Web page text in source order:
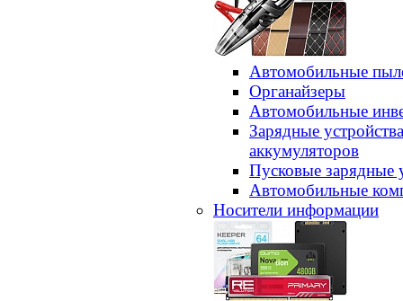
Автомобильные
Органайзеры
Автомобильные
Зарядные
аккумуляторов
Пусковые зарядные
Автомобильные
Носители информации